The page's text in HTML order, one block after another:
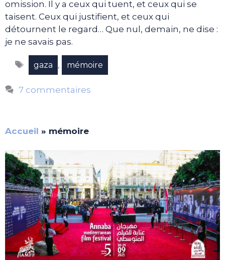
omission. Il y a ceux qui tuent, et ceux qui se
taisent. Ceux qui justifient, et ceux qui
détournent le regard… Que nul, demain, ne dise :
je ne savais pas.
Étiquettes
gaza , mémoire
7 commentaires
Accueil » mémoire